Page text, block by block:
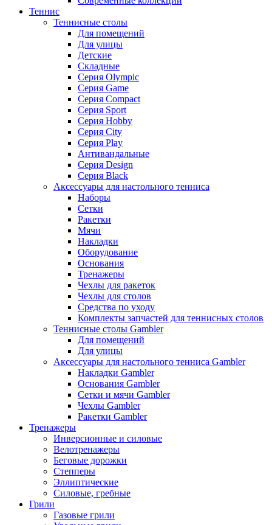
Теннис
Теннисные столы
Для помещений
Для улицы
Детские
Складные
Серия Olympic
Серия Game
Серия Compact
Серия Sport
Серия Hobby
Серия City
Серия Play
Антивандальные
Серия Design
Серия Black
Аксессуары для настольного тенниса
Наборы
Сетки
Ракетки
Мячи
Накладки
Оборудование
Основания
Тренажеры
Чехлы для ракеток
Чехлы для столов
Средства по уходу
Комплекты запчастей для теннисных столов
Теннисные столы Gambler
Для помещений
Для улицы
Аксессуары для настольного тенниса Gambler
Накладки Gambler
Основания Gambler
Сетки и мячи Gambler
Чехлы Gambler
Ракетки Gambler
Тренажеры
Инверсионные и силовые
Велотренажеры
Беговые дорожки
Степперы
Эллиптические
Силовые, гребные
Грили
Газовые грили